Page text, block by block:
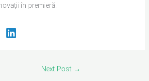
în premieră.
Next Post →